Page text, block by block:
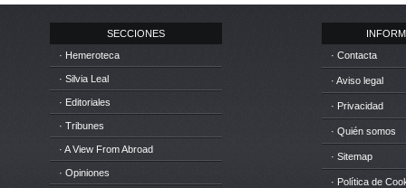
SECCIONES
· Hemeroteca
· Silvia Leal
· Editoriales
· Tribunes
· A View From Abroad
· Opiniones
· Contacta
· Aviso legal
· Privacidad
· Quién somos
· Sitemap
· Política de